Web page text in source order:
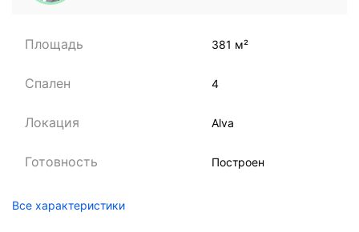
Площадь 381 м²
Спален 4
Локация Alva
Готовность Построен
Все характеристики